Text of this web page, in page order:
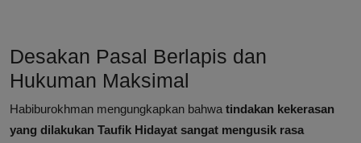
Desakan Pasal Berlapis dan
Hukuman Maksimal
Habiburokhman mengungkapkan bahwa tindakan kekerasan
yang dilakukan Taufik Hidayat sangat mengusik rasa